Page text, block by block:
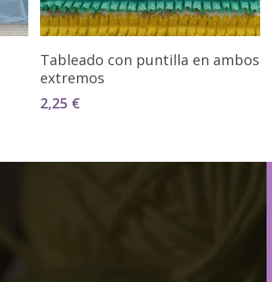
Seleccionar Opciones
Tableado con puntilla en ambos
extremos
2,25 €